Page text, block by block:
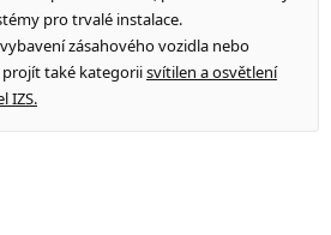
pro trvalé instalace.
zásahového vozidla nebo
také kategoriisvítilen a osvětlení
IZS.